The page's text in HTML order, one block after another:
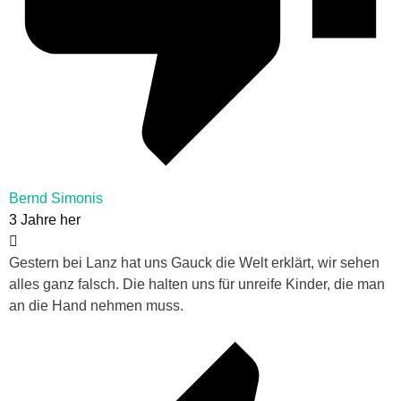
Bernd Simonis
3 Jahre her
Gestern bei Lanz hat uns Gauck die Welt erklärt, wir sehen
alles ganz falsch. Die halten uns für unreife Kinder, die man
an die Hand nehmen muss.